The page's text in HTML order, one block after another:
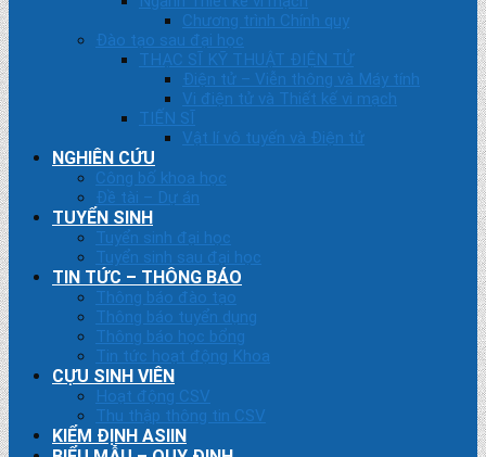
Chương trình Chính quy
Đào tạo sau đại học
THẠC SĨ KỸ THUẬT ĐIỆN TỬ
Điện tử – Viễn thông và Máy tính
Vi điện tử và Thiết kế vi mạch
TIẾN SĨ
Vật lí vô tuyến và Điện tử
NGHIÊN CỨU
Công bố khoa học
Đề tài – Dự án
TUYỂN SINH
Tuyển sinh đại học
Tuyển sinh sau đại học
TIN TỨC – THÔNG BÁO
Thông báo đào tạo
Thông báo tuyển dụng
Thông báo học bổng
Tin tức hoạt động Khoa
CỰU SINH VIÊN
Hoạt động CSV
Thu thập thông tin CSV
KIỂM ĐỊNH ASIIN